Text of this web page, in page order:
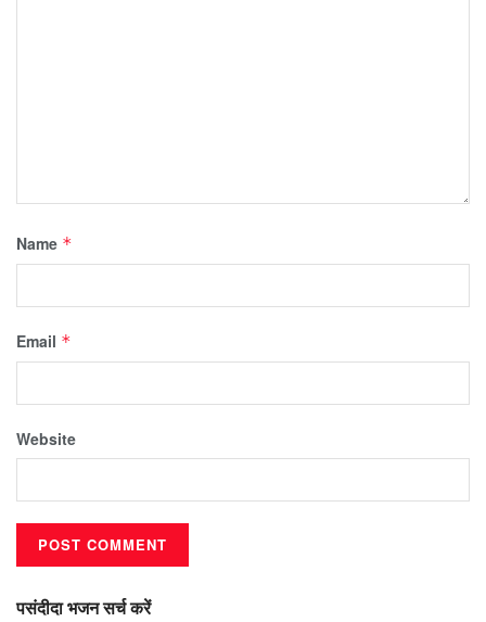
Name *
Email *
Website
पसंदीदा भजन सर्च करें